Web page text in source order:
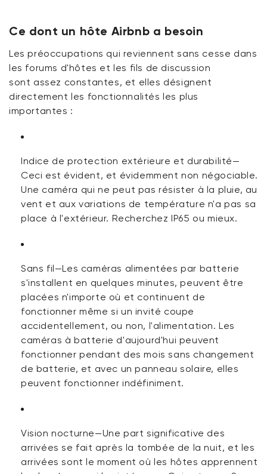
Ce dont un hôte Airbnb a besoin
Les préoccupations qui reviennent sans cesse dans
les forums d'hôtes et les fils de discussion
sont assez constantes, et elles désignent
directement les fonctionnalités les plus
importantes :
Indice de protection extérieure et durabilité—
Ceci est évident, et évidemment non négociable.
Une caméra qui ne peut pas résister à la pluie, au
vent et aux variations de température n'a pas sa
place à l'extérieur. Recherchez IP65 ou mieux.
Sans fil—Les caméras alimentées par batterie
s'installent en quelques minutes, peuvent être
placées n'importe où et continuent de
fonctionner même si un invité coupe
accidentellement, ou non, l'alimentation. Les
caméras à batterie d'aujourd'hui peuvent
fonctionner pendant des mois sans changement
de batterie, et avec un panneau solaire, elles
peuvent fonctionner indéfiniment.
Vision nocturne—Une part significative des
arrivées se fait après la tombée de la nuit, et les
arrivées sont le moment où les hôtes apprennent